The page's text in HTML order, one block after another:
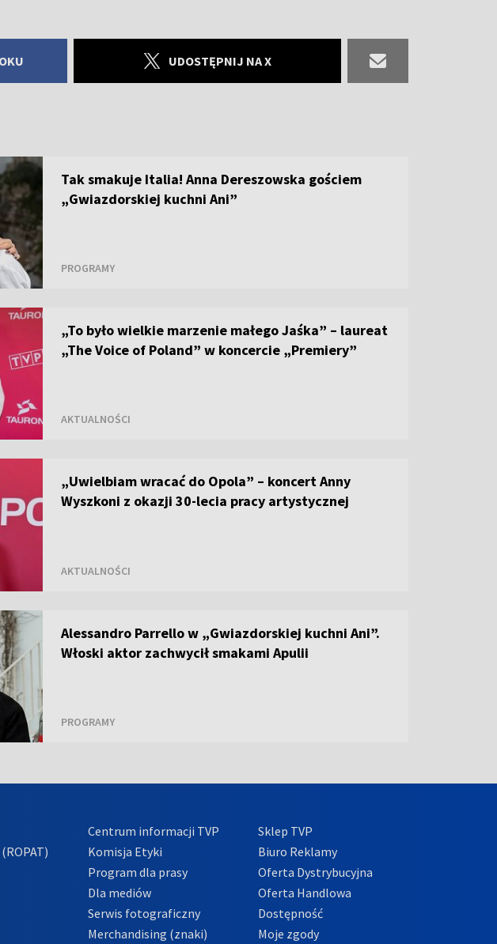
UDOSTĘPNIJ NA X
Tak smakuje Italia! Anna Dereszowska gościem
„Gwiazdorskiej kuchni Ani”
PROGRAMY
„To było wielkie marzenie małego Jaśka” – laureat
„The Voice of Poland” w koncercie „Premiery”
AKTUALNOŚCI
„Uwielbiam wracać do Opola” – koncert Anny
Wyszkoni z okazji 30-lecia pracy artystycznej
AKTUALNOŚCI
Alessandro Parrello w „Gwiazdorskiej kuchni Ani”.
Włoski aktor zachwycił smakami Apulii
PROGRAMY
Centrum informacji TVP
Komisja Etyki
Program dla prasy
Dla mediów
Serwis fotograficzny
Merchandising (znaki)
Sklep TVP
Biuro Reklamy
Oferta Dystrybucyjna
Oferta Handlowa
Dostępność
Moje zgody